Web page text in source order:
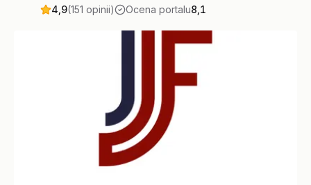
4,9(151 opinii) Ocena portalu8,1